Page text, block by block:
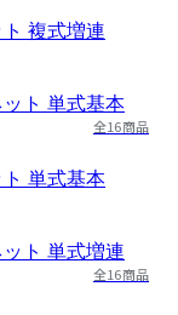
ト 複式増連
全16商品
ト 単式基本
全16商品